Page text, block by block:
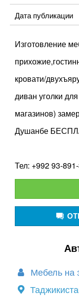
Дата публикации
Изготовление
кровати/
диван уголки
магазинов)
Душанбе
Тел: +992 93-
Мебель на